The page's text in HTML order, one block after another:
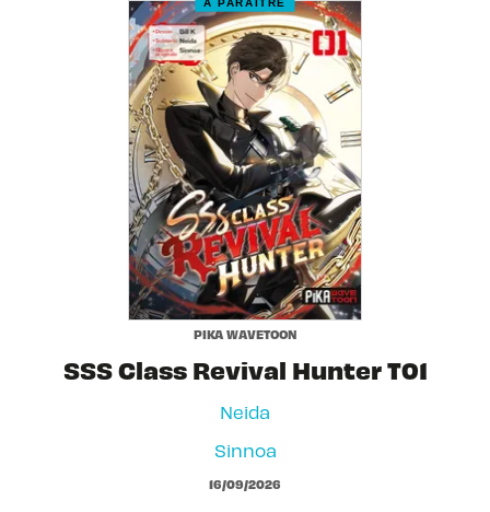
PIKA WAVETOON
SSS Class Revival Hunter T01
Neida
Sinnoa
16/09/2026